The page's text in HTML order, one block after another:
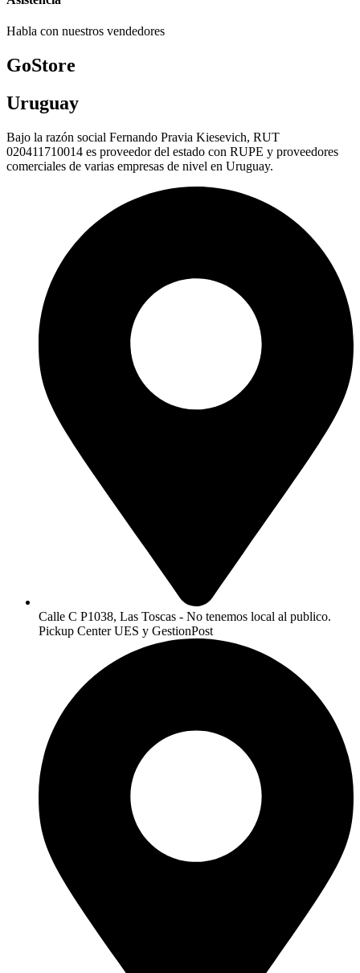
Habla con nuestros vendedores
GoStore
Uruguay
Bajo la razón social Fernando Pravia Kiesevich, RUT
020411710014 es proveedor del estado con RUPE y proveedores
comerciales de varias empresas de nivel en Uruguay.
Calle C P1038, Las Toscas - No tenemos local al publico.
Pickup Center UES y GestionPost